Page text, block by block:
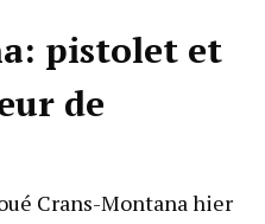
pistolet et
de
Crans-Montana hier